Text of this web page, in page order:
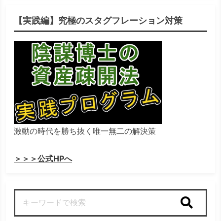
【実践編】究極のスタグフレーション対策
激動の時代を勝ち抜く唯一無二の解決策
＞＞＞公式HPへ